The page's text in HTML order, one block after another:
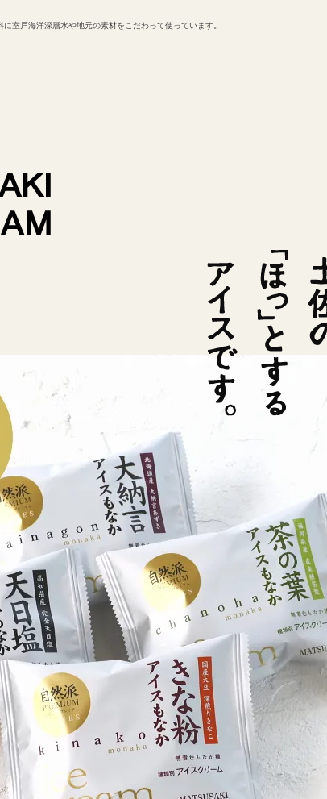
室戸海洋深層水や地元の素材をこだわって使っています。